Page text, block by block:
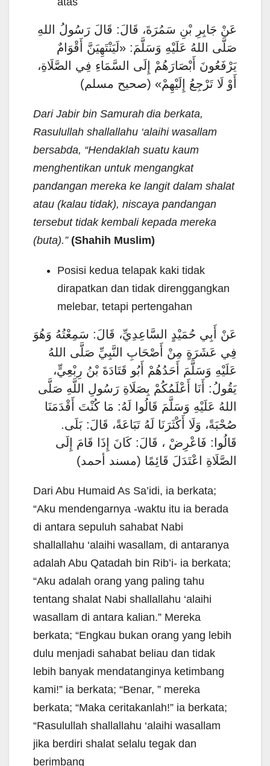
عَنْ جَابِرِ بْنِ سَمُرَةَ، قَالَ: قَالَ رَسُولُ اللهِ
صَلَّى اللهُ عَلَيْهِ وَسَلَّمَ: «لَيَنْتَهِيَنَّ أَقْوَامٌ
يَرْفَعُونَ أَبْصَارَهُمْ إِلَى السَّمَاءِ فِي الصَّلَاةِ،
أَوْ لَا تَرْجِعُ إِلَيْهِمْ» (صحيح مسلم)
Dari Jabir bin Samurah dia berkata,
Rasulullah shallallahu ‘alaihi wasallam
bersabda, “Hendaklah suatu kaum
menghentikan untuk mengangkat
pandangan mereka ke langit dalam shalat
atau (kalau tidak), niscaya pandangan
tersebut tidak kembali kepada mereka
(buta).” (Shahih Muslim)
Posisi kedua telapak kaki tidak
dirapatkan dan tidak direnggangkan
melebar, tetapi pertengahan
عَنْ أَبِي حُمَيْدٍ السَّاعِدِيِّ، قَالَ: سَمِعْتُهُ وَهُوَ
فِي عَشَرَةٍ مِنْ أَصْحَابِ النَّبِيِّ صَلَّى اللهُ
عَلَيْهِ وَسَلَّمَ أَحَدُهُمْ أَبُو قَتَادَةَ بْنُ رِبْعِيٍّ،
يَقُولُ: أَنَا أَعْلَمُكُمْ بِصَلَاةِ رَسُولِ اللَّهِ صَلَّى
اللهُ عَلَيْهِ وَسَلَّمَ قَالُوا لَهُ: مَا كُنْتَ أَقْدَمَنَا
صُحْبَةً، وَلَا أَكْثَرَنَا لَهُ تَبَاعَةً، قَالَ: بَلَى.
قَالُوا: فَاعْرِضْ ، قَالَ: كَانَ إِذَا قَامَ إِلَى
الصَّلَاةِ اعْتَدَلَ قَائِمًا (مسند أحمد)
Dari Abu Humaid As Sa’idi, ia berkata;
“Aku mendengarnya -waktu itu ia berada
di antara sepuluh sahabat Nabi
shallallahu ‘alaihi wasallam, di antaranya
adalah Abu Qatadah bin Rib’i- ia berkata;
“Aku adalah orang yang paling tahu
tentang shalat Nabi shallallahu ‘alaihi
wasallam di antara kalian.” Mereka
berkata; “Engkau bukan orang yang lebih
dulu menjadi sahabat beliau dan tidak
lebih banyak mendatanginya ketimbang
kami!” ia berkata; “Benar, ” mereka
berkata; “Maka ceritakanlah!” ia berkata;
“Rasulullah shallallahu ‘alaihi wasallam
jika berdiri shalat selalu tegak dan
berimbang